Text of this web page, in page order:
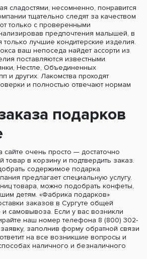
сладостями, несомненно, понравится
тщательно следят за качеством
только с проверенными
предпочтения малышей, в
лучшие кондитерские изделия.
ваш непоседа найдет ассорти из
поставляются известными
Нестле, Объединенных
и других. Лакомства проходят
и полностью отвечают нормам
подарков
сайте очень просто — достаточно
товар в корзину и подтвердить заказ.
содержимое подарка
предлагает специальную услугу.
товара, можно подобрать конфеты,
детям. «Фабрика подарков»
заказов в Сургуте общей
самовывоза. Если у вас возникли
наш номер телефона 8 (800) 302-
заявку, заполнив форму обратной связи
на все возникшие вопросы и
наличного и безналичного